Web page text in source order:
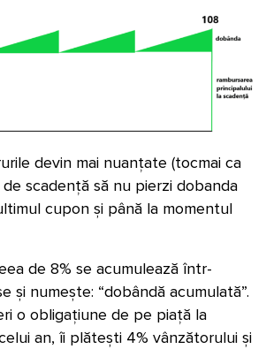
devin mai nuanțate (tocmai ca
scadență să nu pierzi dobanda
cupon și până la momentul
de 8% se acumulează într-
și numește: “dobândă acumulată”.
o obligațiune de pe piață la
an, îi plătești 4% vânzătorului și